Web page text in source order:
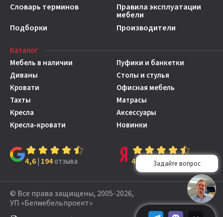
Словарь терминов
Правила эксплуатации
мебели
Подборки
Производители
Каталог
Мебель в наличии
Диваны
Кровати
Тахты
Кресла
Кресла-кровати
Пуфики и банкетки
Столы и стулья
Офисная мебель
Матрасы
Аксессуары
Новинки
4,6| 194отзыва 4,7 149отзывов
© Все права защищены, 2005-2026,
УП «Белмебельпроект»